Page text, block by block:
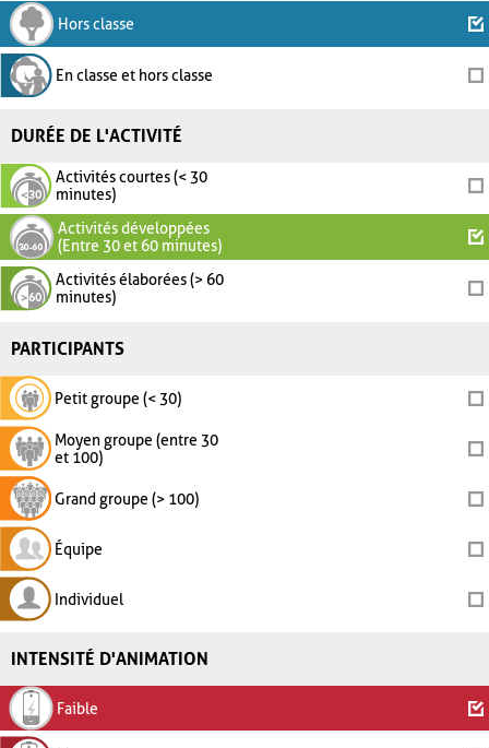
Hors classe
En classe et hors classe
DURÉE DE L'ACTIVITÉ
Activités courtes (< 30
minutes)
Activités développées
(Entre 30 et 60 minutes)
Activités élaborées (> 60
minutes)
PARTICIPANTS
Petit groupe (< 30)
Moyen groupe (entre 30
et 100)
Grand groupe (> 100)
Équipe
Individuel
INTENSITÉ D'ANIMATION
Faible